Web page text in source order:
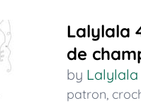
Lalylala
de
by Lalylala
patron,